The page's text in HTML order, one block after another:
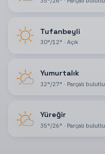
Tufanbeyli
30°/12° · Açık
Yumurtalık
32°/27° · Parçalı bulutlu
Yüreğir
35°/26° · Parçalı bulutlu